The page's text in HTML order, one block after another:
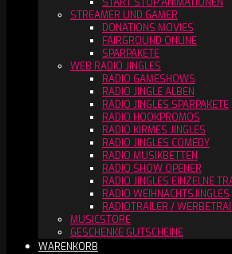
STREAMER UND GAMER
DONATIONS MOVIES
FAIRGROUND ONLINE
SPARPAKETE
WEB RADIO JINGLES
RADIO GAMESHOWS
RADIO JINGLE ALBEN
RADIO JINGLES SPARPAKETE
RADIO HOOKPROMOS
RADIO KIRMES JINGLES
RADIO JINGLES COMEDY
RADIO MUSIKBETTEN
RADIO SHOW OPENER
RADIO JINGLES EINZELNE
RADIO WEIHNACHTSJINGLES
RADIOTRAILER /
MUSICSTORE
GESCHENKE GUTSCHEINE
WARENKORB